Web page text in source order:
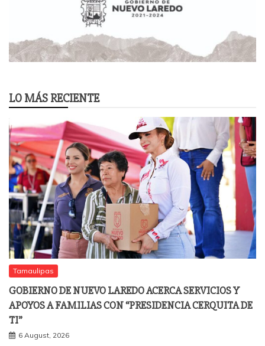
LO MÁS RECIENTE
Tamaulipas
GOBIERNO DE NUEVO LAREDO ACERCA SERVICIOS Y
APOYOS A FAMILIAS CON “PRESIDENCIA CERQUITA DE
TI”
6 August, 2026